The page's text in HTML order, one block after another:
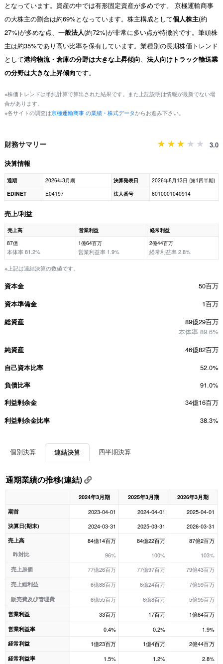
となっています。資産の中では有形固定資産が多めです。 京極運輸商事
の大株主の割合は約69%となっています。株主構成として個人株主(約
27%)が多めな点、 一般法人(約72%)が非常に多い点が特徴的です。筆頭株
主は約35%であり高い比率を保有しています。業種別の長期株価トレンド
として港湾物流・倉庫の分野は大きな上昇傾向、 法人向けトラック輸送業
の分野は大きな上昇傾向です。
※株価トレンドは単純計算で算出された結果です。また上記説明は情報が最新でない場
合があります。
※各サイトの調査は京極運輸商事 の業績・株式データからお進み下さい。
財務サマリー
3.0
決算情報
通期 2026年3月期 決算発表日
2026年8月13日 (第1四半期)
EDINET
E04197 法人番号 6010001040914
売上/利益
売上高 営業利益
経常利益
87億
本体率 81.2%
1億64百万
営業利益率 1.9%
2億44百万
経常利益率 2.8%
※上記は連結決算の数値です。
資本金
50百万
資本準備金
1百万
総資産
89億29百万
本体率 89.6%
純資産
46億82百万
自己資本比率
52.0%
負債比率
91.0%
利益剰余金
34億16百万
利益剰余金比率
38.3%
個別決算 連結決算 四半期決算
通期業績の推移(連結)
2024年3月期 2025年3月期
2026年3月期
期首
2023-04-01 2024-04-01 2025-04-01
決算日(期末) 2024-03-31 2025-03-31 2026-03-31
売上高
昨対比
84億14百万
96%
84億22百万
100%
87億2百万
103%
売上原価 77億26百万 77億97百万 79億43百万
売上総利益 6億88百万 6億24百万 7億59百万
販売費及び管理費 6億55百万 6億8百万 5億95百万
営業利益 33百万 17百万 1億64百万
営業利益率 0.4% 0.2% 1.9%
経常利益 1億23百万 1億4百万 2億44百万
経常利益率 1.5% 1.2% 2.8%